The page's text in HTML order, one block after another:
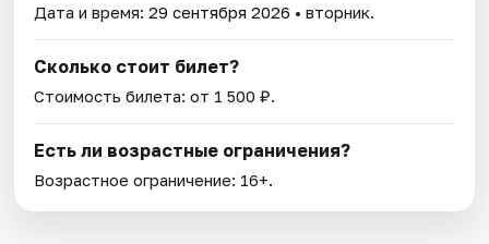
Дата и время:29 сентября 2026 • вторник.
Сколько стоит билет?
Стоимость билета: от 1 500 ₽.
Есть ли возрастные ограничения?
Возрастное ограничение: 16+.